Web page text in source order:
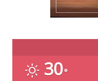
30°